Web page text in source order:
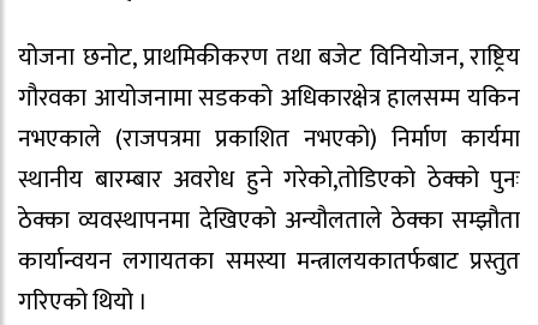
योजना छनोट, प्राथमिकीकरण तथा बजेट विनियोजन, राष्ट्रिय
गौरवका आयोजनामा सडकको अधिकारक्षेत्र हालसम्म यकिन
नभएकाले (राजपत्रमा प्रकाशित नभएको) निर्माण कार्यमा
स्थानीय बारम्बार अवरोध हुने गरेको,तोडिएको ठेक्को पुनः
ठेक्का व्यवस्थापनमा देखिएको अन्यौलताले ठेक्का सम्झौता
कार्यान्वयन लगायतका समस्या मन्त्रालयकातर्फबाट प्रस्तुत
गरिएको थियो ।